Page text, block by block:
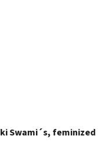
Swami´s, feminized